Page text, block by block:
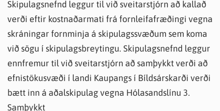
Skipulagsnefnd leggur til við sveitarstjórn að kallað
verði eftir kostnaðarmati frá fornleifafræðingi vegna
skráningar fornminja á skipulagssvæðum sem koma
við sögu í skipulagsbreytingu. Skipulagsnefnd leggur
ennfremur til við sveitarstjórn að samþykkt verði að
efnistökusvæði í landi Kaupangs í Bíldsárskarði verði
bætt inn á aðalskipulag vegna Hólasandslínu 3.
Samþykkt